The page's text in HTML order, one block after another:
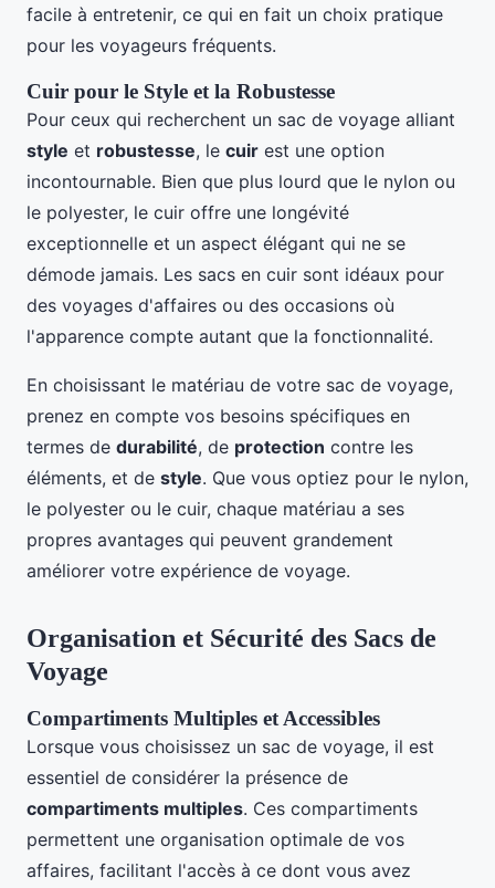
facile à entretenir, ce qui en fait un choix pratique
pour les voyageurs fréquents.
Cuir pour le Style et la Robustesse
Pour ceux qui recherchent un sac de voyage alliant
style et robustesse, le cuir est une option
incontournable. Bien que plus lourd que le nylon ou
le polyester, le cuir offre une longévité
exceptionnelle et un aspect élégant qui ne se
démode jamais. Les sacs en cuir sont idéaux pour
des voyages d'affaires ou des occasions où
l'apparence compte autant que la fonctionnalité.
En choisissant le matériau de votre sac de voyage,
prenez en compte vos besoins spécifiques en
termes de durabilité, de protection contre les
éléments, et de style. Que vous optiez pour le nylon,
le polyester ou le cuir, chaque matériau a ses
propres avantages qui peuvent grandement
améliorer votre expérience de voyage.
Organisation et Sécurité des Sacs de
Voyage
Compartiments Multiples et Accessibles
Lorsque vous choisissez un sac de voyage, il est
essentiel de considérer la présence de
compartiments multiples. Ces compartiments
permettent une organisation optimale de vos
affaires, facilitant l'accès à ce dont vous avez